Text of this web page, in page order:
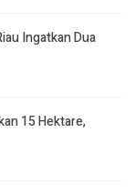
Ingatkan Dua
15 Hektare,